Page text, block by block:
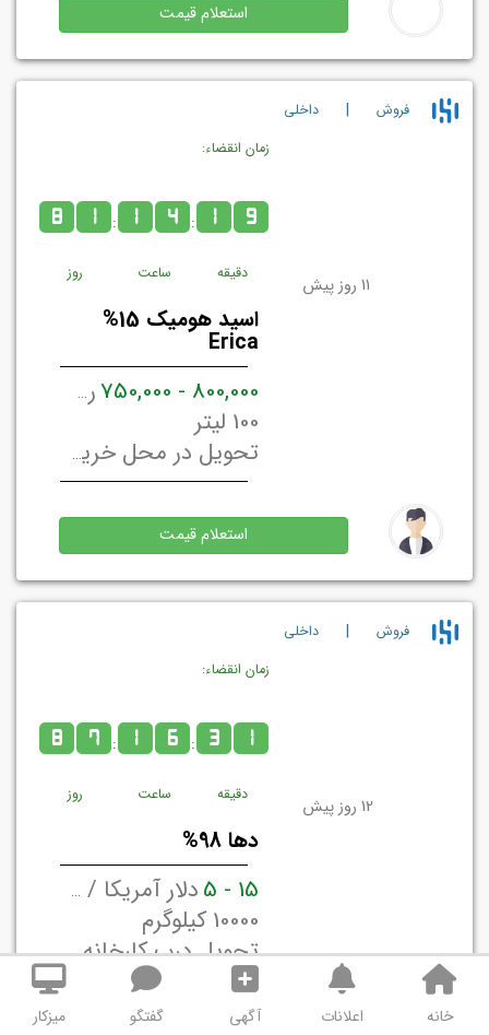
استعلام قیمت
فروش | داخلي
11 روز پیش
زمان انقضاء:
8 1
روز
: 1 4
ساعت
: 1 9
دقیقه
اسید هومیک 15%
Erica
800,000 - 750,000
ریال ایران / لیتر
100 لیتر
تحویل در محل خریدار تهران, ایران
استعلام قیمت
فروش | داخلي
12 روز پیش
زمان انقضاء:
8 7
روز
: 1 6
ساعت
: 3 1
دقیقه
دها 98%
15 - 5
دلار آمریکا / کیلوگرم
10000 کیلوگرم
تحویل درب کارخانه/ انبار فروشنده تهران, ایران
خانه اعلانات آگهی گفتگو میزکار